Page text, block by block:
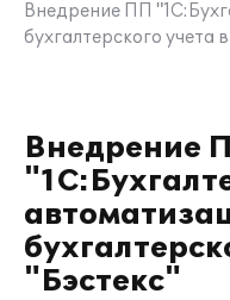
Внедрение ПП
бухгалтерского
Внедрение
"Бэстекс"